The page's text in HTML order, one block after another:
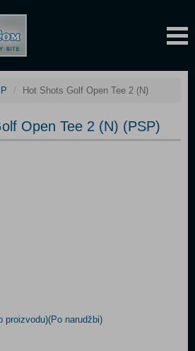
Hot Shots Golf Open Tee 2 (N)
Open Tee 2 (N) (PSP)
proizvodu)(Po narudžbi)